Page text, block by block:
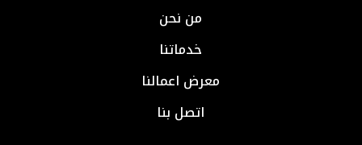
من نحن
خدماتنا
معرض اعمالنا
اتصل بنا